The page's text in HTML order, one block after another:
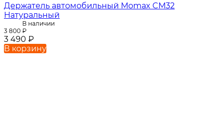
Держатель автомобильный Momax CM32
Натуральный
В наличии
3 800 ₽
3 490 ₽
В корзину